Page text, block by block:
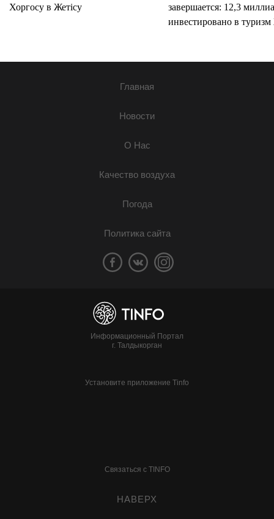
Хоргосу в Жетісу
завершается: 12,3
инвестировано в туризм
Главная
Новости
О Нас
Качество воздуха
Погода
Политика сайта
Информационный Портал
г. Талдыкорган
Установите приложение Tinfo
Связаться с TINFO
НАВЕРХ